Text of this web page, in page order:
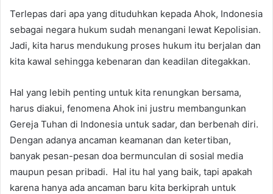
Terlepas dari apa yang dituduhkan kepada Ahok, Indonesia
sebagai negara hukum sudah menangani lewat Kepolisian.
Jadi, kita harus mendukung proses hukum itu berjalan dan
kita kawal sehingga kebenaran dan keadilan ditegakkan.
Hal yang lebih penting untuk kita renungkan bersama,
harus diakui, fenomena Ahok ini justru membangunkan
Gereja Tuhan di Indonesia untuk sadar, dan berbenah diri.
Dengan adanya ancaman keamanan dan ketertiban,
banyak pesan-pesan doa bermunculan di sosial media
maupun pesan pribadi. Hal itu hal yang baik, tapi apakah
karena hanya ada ancaman baru kita berkiprah untuk